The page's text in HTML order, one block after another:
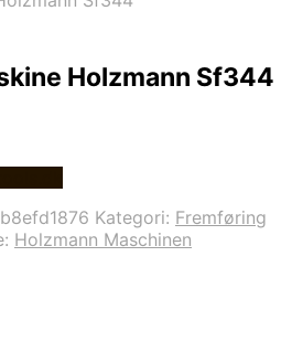
Holzmann Sf344
Kategori: Fremføring
Holzmann Maschinen